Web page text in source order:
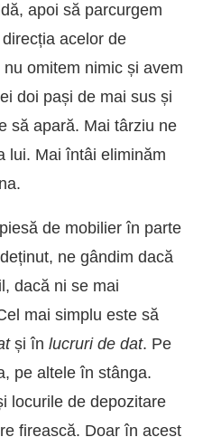
apoi să parcurgem
acelor de
omitem nimic și avem
doi pași de mai sus și
să apară. Mai târziu ne
lui. Mai întâi eliminăm
de mobilier în parte
ne gândim dacă
dacă ni se mai
mai simplu este să
și în lucruri de dat. Pe
pe altele în stânga.
locurile de depozitare
firească. Doar în acest